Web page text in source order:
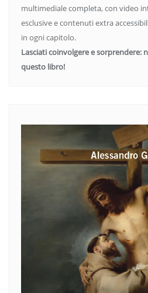
multimediale completa, con video
esclusive e contenuti extra
in ogni capitolo.
Lasciati coinvolgere e sorprendere:
questo libro!